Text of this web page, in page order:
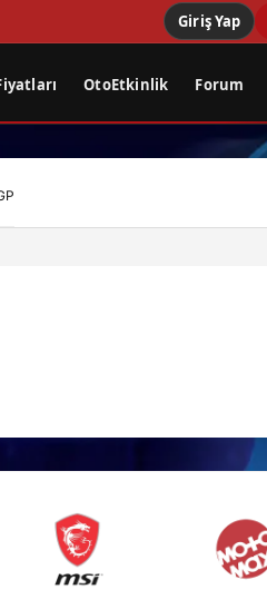
Giriş Yap
OtoEtkinlik Forum